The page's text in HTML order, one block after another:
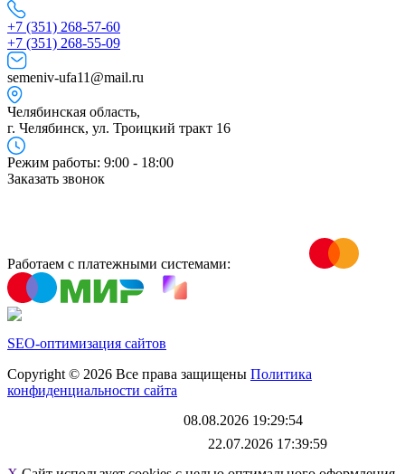
+7 (351) 268-57-60
+7 (351) 268-55-09
semeniv-ufa11@mail.ru
Челябинская область,
г. Челябинск, ул. Троицкий тракт 16
Режим работы: 9:00 - 18:00
Заказать звонок
Работаем с платежными системами:
SEO-оптимизация сайтов
Copyright © 2026 Все права защищены Политика
конфиденциальности сайта
08.08.2026 19:29:54
22.07.2026 17:39:59